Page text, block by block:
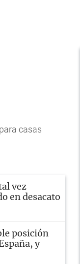
casas
vez
en desacato
posición
y